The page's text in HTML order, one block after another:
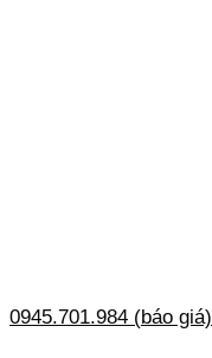
0945.701.984 (báo giá)